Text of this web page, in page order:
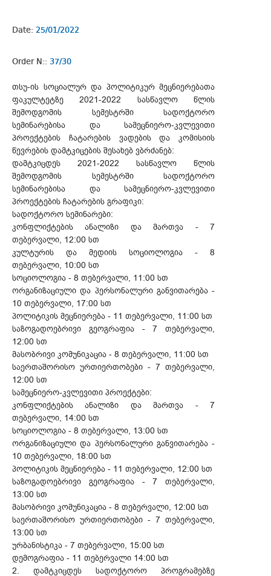
Date: 25/01/2022
Order N:: 37/30
თსუ-ის სოციალურ და პოლიტიკურ მეცნიერებათა
ფაკულტეტზე 2021-2022 სასწავლო წლის
შემოდგომის სემესტრში სადოქტორო
სემინარებისა და სამეცნიერო-კვლევითი
პროექტების ჩატარების ვადების და კომისიის
წევრების დამტკიცების შესახებ ვბრძანებ:
დამტკიცდეს 2021-2022 სასწავლო წლის
შემოდგომის სემესტრში სადოქტორო
სემინარებისა და სამეცნიერო-კვლევითი
პროექტების ჩატარების გრაფიკი:
სადოქტორო სემინარები:
კონფლიქტების ანალიზი და მართვა - 7
თებერვალი, 12:00 სთ
კულტურის და მედიის სოციოლოგია - 8
თებერვალი, 10:00 სთ
სოციოლოგია - 8 თებერვალი, 11:00 სთ
ორგანიზაციული და პერსონალური განვითარება -
10 თებერვალი, 17:00 სთ
პოლიტიკის მეცნიერება - 11 თებერვალი, 11:00 სთ
საზოგადოებრივი გეოგრაფია - 7 თებერვალი,
12:00 სთ
მასობრივი კომუნიკაცია - 8 თებერვალი, 11:00 სთ
საერთაშორისო ურთიერთობები - 7 თებერვალი,
12:00 სთ
სამეცნიერო-კვლევითი პროექტები:
კონფლიქტების ანალიზი და მართვა - 7
თებერვალი, 14:00 სთ
სოციოლოგია - 8 თებერვალი, 13:00 სთ
ორგანიზაციული და პერსონალური განვითარება -
10 თებერვალი, 18:00 სთ
პოლიტიკის მეცნიერება - 11 თებერვალი, 12:00 სთ
საზოგადოებრივი გეოგრაფია - 7 თებერვალი,
13:00 სთ
მასობრივი კომუნიკაცია - 8 თებერვალი, 12:00 სთ
საერთაშორისო ურთიერთობები - 7 თებერვალი,
13:00 სთ
ურბანისტიკა - 7 თებერვალი, 15:00 სთ
დემოგრაფია - 11 თებერვალი 14:00 სთ
2. დამტკიცდეს სადოქტორო პროგრამებზე